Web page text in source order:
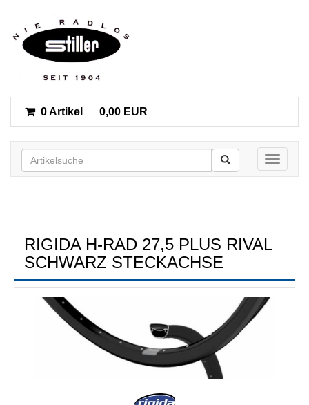
0 Artikel 0,00 EUR
Toggle
RIGIDA H-RAD 27,5 PLUS RIVAL
SCHWARZ STECKACHSE